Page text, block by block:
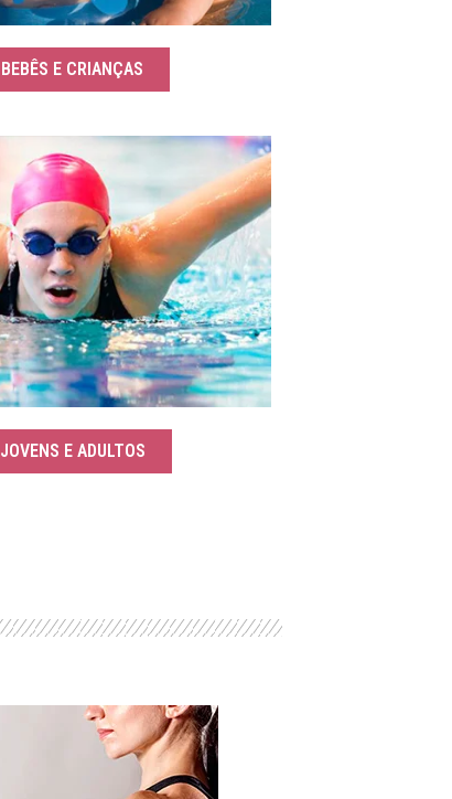
BEBÊS E CRIANÇAS
JOVENS E ADULTOS